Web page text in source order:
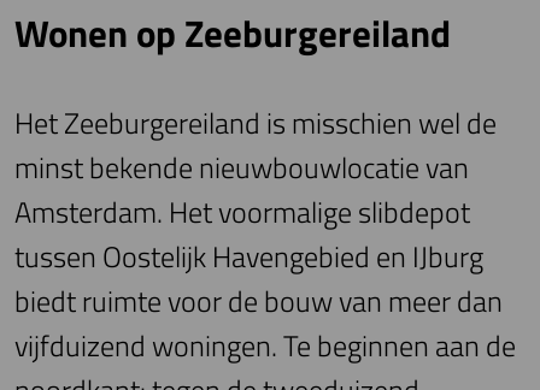
Wonen op Zeeburgereiland
Het Zeeburgereiland is misschien wel de
minst bekende nieuwbouwlocatie van
Amsterdam. Het voormalige slibdepot
tussen Oostelijk Havengebied en IJburg
biedt ruimte voor de bouw van meer dan
vijfduizend woningen. Te beginnen aan de